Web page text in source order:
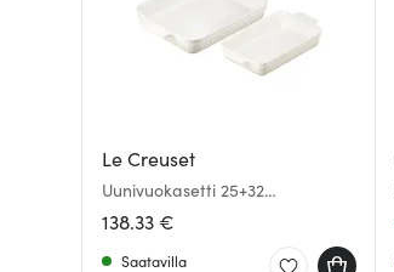
Le Creuset
Uunivuokasetti 25+32
cmUunivuokasetti 25+32 cm
Meringue
138.33 €
Saatavilla